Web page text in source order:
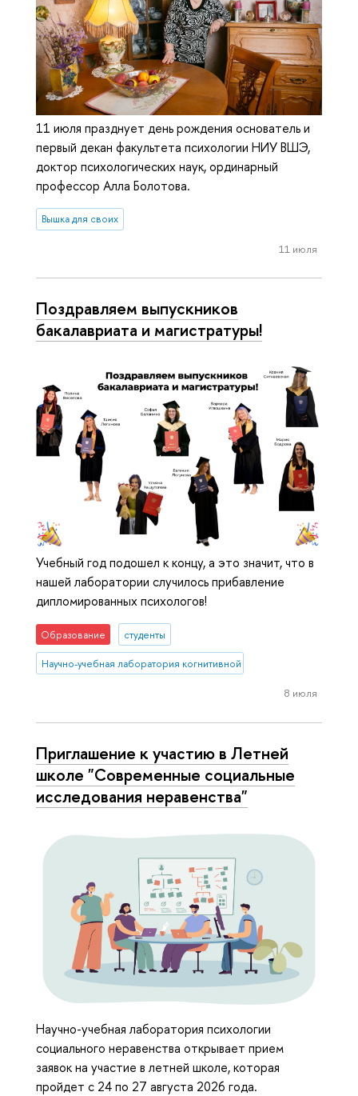
11 июля празднует день рождения основатель и
первый декан факультета психологии НИУ ВШЭ,
доктор психологических наук, ординарный
профессор Алла Болотова.
Вышка для своих
11 июля
Поздравляем выпускников
бакалавриата и магистратуры!
Учебный год подошел к концу, а это значит, что в
нашей лаборатории случилось прибавление
дипломированных психологов!
Образование студенты
Научно-учебная лаборатория когнитивной психологии
8 июля
Приглашение к участию в Летней
школе "Современные социальные
исследования неравенства"
Научно-учебная лаборатория психологии
социального неравенства открывает прием
заявок на участие в летней школе, которая
пройдет с 24 по 27 августа 2026 года.